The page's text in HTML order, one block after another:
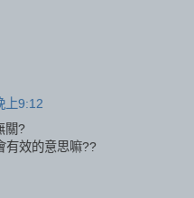
上9:12
關?
有效的意思嘛??